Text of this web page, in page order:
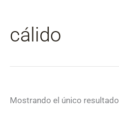
cálido
Mostrando el único resultado